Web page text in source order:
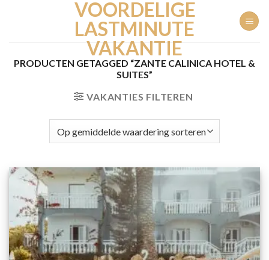
VOORDELIGE
LASTMINUTE
VAKANTIE
PRODUCTEN GETAGGED “ZANTE CALINICA HOTEL &
SUITES”
VAKANTIES FILTEREN